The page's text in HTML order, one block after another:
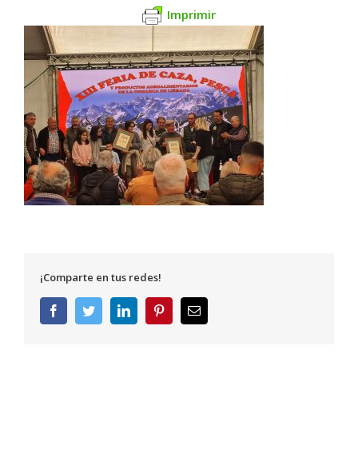
Imprimir
¡Comparte en tus redes!
FacebookTwitterLinkedInPinterestCorreo
electrónico